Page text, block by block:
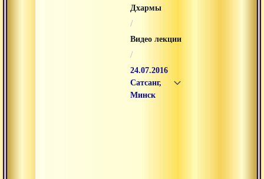
Дхармы
/
Видео лекции
/
24.07.2016
Сатсанг,
Минск